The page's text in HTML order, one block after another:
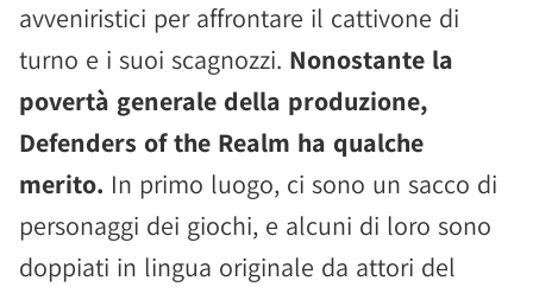
avveniristici per affrontare il cattivone di
turno e i suoi scagnozzi. Nonostante la
povertà generale della produzione,
Defenders of the Realm ha qualche
merito. In primo luogo, ci sono un sacco di
personaggi dei giochi, e alcuni di loro sono
doppiati in lingua originale da attori del